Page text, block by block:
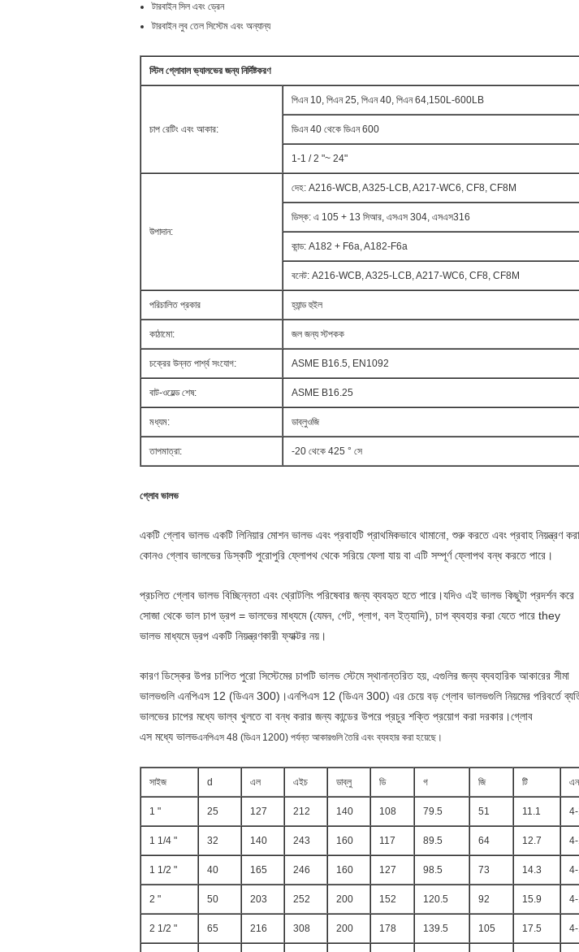
টারবাইন সিল এবং ড্রেন
টারবাইন লুব তেল সিস্টেম এবং অন্যান্য
স্টিল গ্লোবাল ভ্যালভের জন্য নির্দিষ্টকরণ
চাপ রেটিং এবং আকার:
পিএন 10, পিএন 25, পিএন 40, পিএন 64,150L-600LB
ডিএন 40 থেকে ডিএন 600
1-1 / 2 "~ 24"
উপাদান:
দেহ: A216-WCB, A325-LCB, A217-WC6, CF8, CF8M
ডিস্ক: এ 105 + 13 সিআর, এসএস 304, এসএস316
কান্ড: A182 + F6a, A182-F6a
বনেট: A216-WCB, A325-LCB, A217-WC6, CF8, CF8M
পরিচালিত প্রকার হ্যান্ড হুইল
কাঠামো: জল জন্য স্টপকক
চক্রের উন্নত পার্শ্ব সংযোগ: ASME B16.5, EN1092
বাট-ওয়েল্ড শেষ: ASME B16.25
মধ্যম: ডাব্লুওজি
তাপমাত্রা: -20 থেকে 425 ° সে
গ্লোব ভালভ
একটি গ্লোব ভালভ একটি লিনিয়ার মোশন ভালভ এবং প্রবাহটি প্রাথমিকভাবে থামানো, শুরু করতে এবং প্রবাহ নিয়ন্ত্রণ
কোনও গ্লোব ভালভের ডিস্কটি পুরোপুরি ফ্লোপথ থেকে সরিয়ে ফেলা যায় বা এটি সম্পূর্ণ ফ্লোপথ বন্ধ করতে পারে।
প্রচলিত গ্লোব ভালভ বিচ্ছিন্নতা এবং থ্রোটলিং পরিষেবার জন্য ব্যবহৃত হতে পারে।যদিও এই ভালভ কিছুটা প্রদর্শন করে
সোজা থেকে ভাল চাপ ড্রপ = ভালভের মাধ্যমে (যেমন, গেট, প্লাগ, বল ইত্যাদি), চাপ ব্যবহার করা যেতে পারে they
ভালভ মাধ্যমে ড্রপ একটি নিয়ন্ত্রণকারী ফ্যাক্টর নয়।
কারণ ডিস্কের উপর চাপিত পুরো সিস্টেমের চাপটি ভালভ স্টেমে স্থানান্তরিত হয়, এগুলির জন্য ব্যবহারিক আকারের সীমা
ভালভগুলি এনপিএস 12 (ডিএন 300)।এনপিএস 12 (ডিএন 300) এর চেয়ে বড় গ্লোব ভালভগুলি নিয়মের পরিবর্তে
ভালভের চাপের মধ্যে ভাল্ব খুলতে বা বন্ধ করার জন্য কান্ডের উপরে প্রচুর শক্তি প্রয়োগ করা দরকার।গ্লোব
এস মধ্যে ভালভএনপিএস 48 (ডিএন 1200) পর্যন্ত আকারগুলি তৈরি এবং ব্যবহার করা হয়েছে।
সাইজ d এল এইচ ডাব্লু ডি গ জি টি
1 " 25 127 212 140 108 79.5 51 11.1
1 1/4 " 32 140 243 160 117 89.5 64 12.7
1 1/2 " 40 165 246 160 127 98.5 73 14.3
2 " 50 203 252 200 152 120.5 92 15.9
2 1/2 " 65 216 308 200 178 139.5 105 17.5